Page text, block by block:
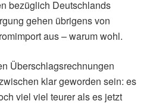
bezüglich Deutschlands
gehen übrigens von
aus – warum wohl.
Überschlagsrechnungen
klar geworden sein: es
viel viel teurer als es jetzt